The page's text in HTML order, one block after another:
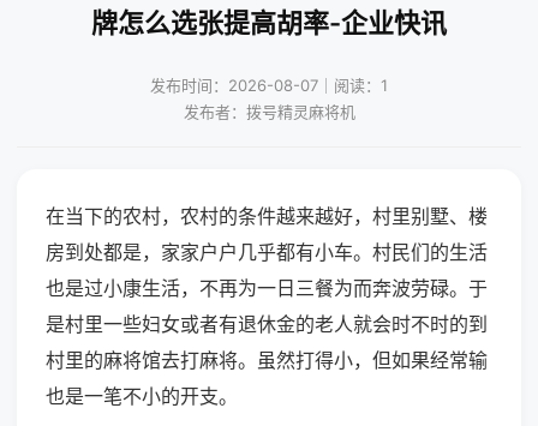
牌怎么选张提高胡率-企业快讯
发布时间：2026-08-07｜阅读：1
发布者：拨号精灵麻将机
在当下的农村，农村的条件越来越好，村里别墅、楼
房到处都是，家家户户几乎都有小车。村民们的生活
也是过小康生活，不再为一日三餐为而奔波劳碌。于
是村里一些妇女或者有退休金的老人就会时不时的到
村里的麻将馆去打麻将。虽然打得小，但如果经常输
也是一笔不小的开支。